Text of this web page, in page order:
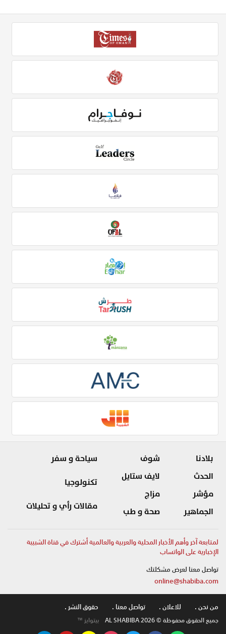
بلادنا
الحدث
مؤشر
الجماهير
شوف
لايف ستايل
مزاج
صحة و طب
سياحة و سفر
تكنولوجيا
مقالات رأي و تحليلات
لمتابعة آخر وأهم الأخبار المحلية والعربية والعالمية أشترك في قناة الشبيبة
الإخبارية على الواتساب
تواصل معنا لعرض مشكلتك
online@shabiba.com
من نحن .
للاعلان . تواصل معنا . حقوق النشر .
جميع الحقوق محفوظة © AL SHABIBA 2026 بيتوايز ™